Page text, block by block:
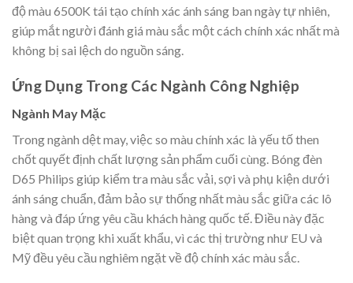
độ màu 6500K tái tạo chính xác ánh sáng ban ngày tự nhiên,
giúp mắt người đánh giá màu sắc một cách chính xác nhất mà
không bị sai lệch do nguồn sáng.
Ứng Dụng Trong Các Ngành Công Nghiệp
Ngành May Mặc
Trong ngành dệt may, việc so màu chính xác là yếu tố then
chốt quyết định chất lượng sản phẩm cuối cùng. Bóng đèn
D65 Philips giúp kiểm tra màu sắc vải, sợi và phụ kiện dưới
ánh sáng chuẩn, đảm bảo sự thống nhất màu sắc giữa các lô
hàng và đáp ứng yêu cầu khách hàng quốc tế. Điều này đặc
biệt quan trọng khi xuất khẩu, vì các thị trường như EU và
Mỹ đều yêu cầu nghiêm ngặt về độ chính xác màu sắc.